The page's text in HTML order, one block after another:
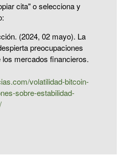
cita" o selecciona y
(2024, 02 mayo). La
preocupaciones
mercados financieros.
volatilidad-bitcoin-
sobre-estabilidad-